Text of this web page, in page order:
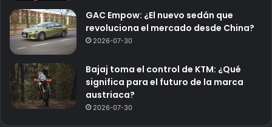
GAC Empow: ¿El nuevo sedán que
revoluciona el mercado desde China?
2026-07-30
Bajaj toma el control de KTM: ¿Qué
significa para el futuro de la marca
austriaca?
2026-07-30